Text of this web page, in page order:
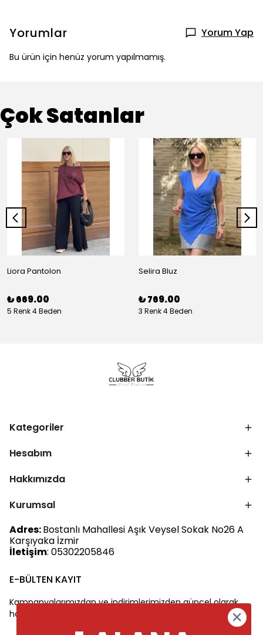
Yorumlar Yorum Yap
Bu ürün için henüz yorum yapılmamış.
Çok Satanlar
Liora Pantolon
₺ 669.00
5 Renk 4 Beden
Selira Bluz
₺ 769.00
3 Renk 4 Beden
Kategoriler
Hesabım
Hakkımızda
Kurumsal
Adres:Bostanlı Mahallesi Aşık Veysel Sokak No26 A
Karşıyaka İzmir
İletişim: 05302205846
E-BÜLTEN KAYIT
Kampanyalarımızdan ve indirimlerimizden güncel olarak
haberdar olun.